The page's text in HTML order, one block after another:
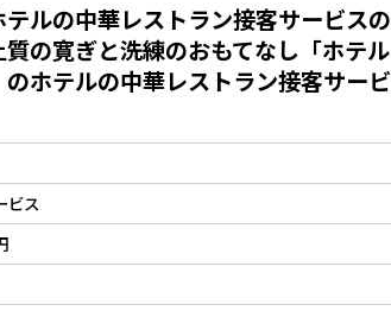
テルの中華レストラン接客サービスの
の寛ぎと洗練のおもてなし「ホテル
ホテルの中華レストラン接客サービ
ビス